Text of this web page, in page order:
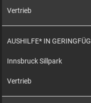
Vertrieb
AUSHILFE* IN
Innsbruck Sillpark
Vertrieb